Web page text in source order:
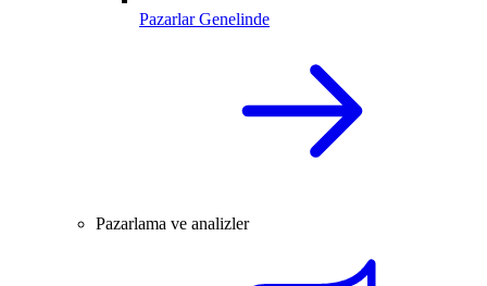
Pazarlar Genelinde
Pazarlama ve analizler